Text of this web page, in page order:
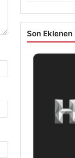
Son Eklenen